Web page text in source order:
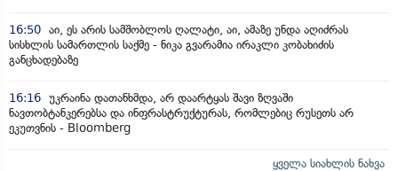
16:50 აი, ეს არის სამშობლოს ღალატი, აი, ამაზე უნდა აღიძრას
სისხლის სამართლის საქმე - ნიკა გვარამია ირაკლი კობახიძის
განცხადებაზე
16:16 უკრაინა დათანხმდა, არ დაარტყას შავი ზღვაში
ნავთობტანკერებსა და ინფრასტრუქტურას, რომლებიც რუსეთს არ
ეკუთვნის - Bloomberg
ყველა სიახლის ნახვა